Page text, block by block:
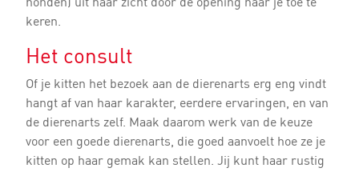
keren.
Het consult
Of je kitten het bezoek aan de dierenarts erg eng vindt
hangt af van haar karakter, eerdere ervaringen, en van
de dierenarts zelf. Maak daarom werk van de keuze
voor een goede dierenarts, die goed aanvoelt hoe ze je
kitten op haar gemak kan stellen. Jij kunt haar rustig